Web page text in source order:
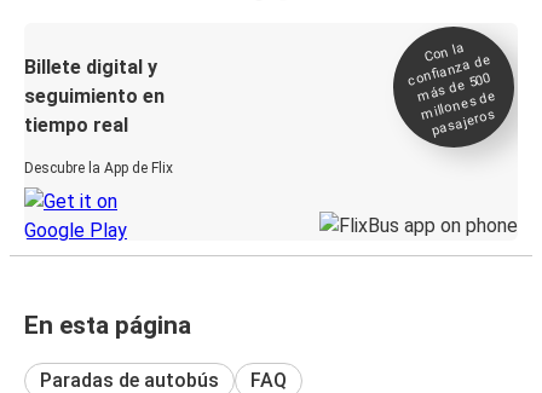
Billete digital y
seguimiento en
tiempo real
Descubre la App de Flix
Con la
confianza de
más de 500
millones de
pasajeros
En esta página
Paradas de autobús FAQ